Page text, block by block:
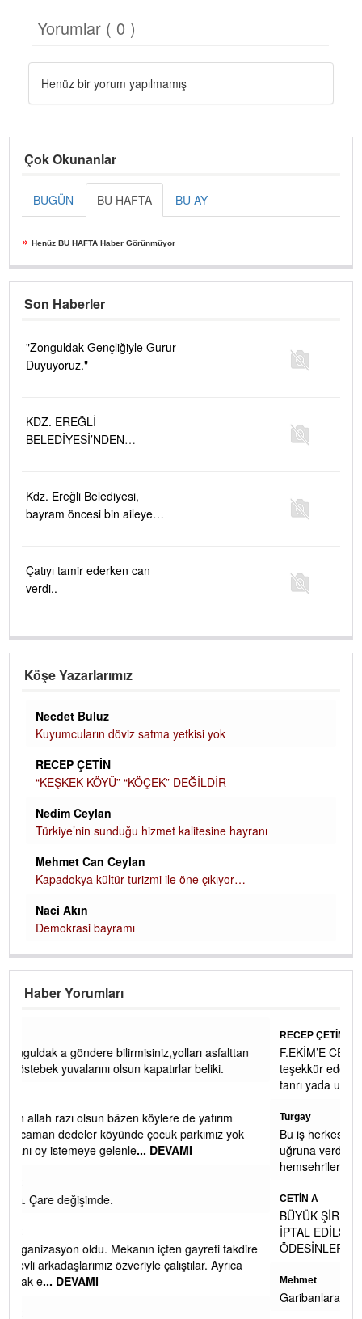
Yorumlar ( 0 )
Henüz bir yorum yapılmamış
Çok Okunanlar
BUGÜN BU HAFTA BU AY
» Henüz BU HAFTA Haber Görünmüyor
Son Haberler
"Zonguldak Gençliğiyle Gurur
Duyuyoruz."
KDZ. EREĞLİ
BELEDİYESİ’NDEN
Kdz. Ereğli Belediyesi,
bayram öncesi bin aileye
Çatıyı tamir ederken can
verdi..
Köşe Yazarlarımız
Necdet Buluz
Kuyumcuların döviz satma yetkisi yok
RECEP ÇETİN
“KEŞKEK KÖYÜ” “KÖÇEK” DEĞİLDİR
Nedim Ceylan
Türkiye’nin sunduğu hizmet kalitesine hayranı
Mehmet Can Ceylan
Kapadokya kültür turizmi ile öne çıkıyor…
Naci Akın
Demokrasi bayramı
Haber Yorumları
yok
takdire
F.EKİM’E CEVAP: Fikret bey yorumunuz ve ilginiz için
teşekkür ederim. Yazımızdaki asıl maksadımız, mitolojik
Turgay
Bu iş herkesin harci bi iş değil Recep bey turk islam
uğruna verdiğiniz bu mücadele icin sehrimiz ve
... DEVAMI
CETİN A
BÜYÜK ŞİRKETLERİN VERGİ SİGORTA CEZA AFLARI
İPTAL EDİLSİN. GECİKME ZAMMIYLA BİRLİKTE GERİ
ÖDESİNLER YOKSA KIYAMETTE İKİ ELİMİZ... DEVAMI
Mehmet